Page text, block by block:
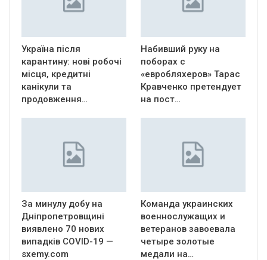
Україна після
карантину: нові робочі
місця, кредитні
канікули та
продовження…
Набивший руку на
поборах с
«евробляхеров» Тарас
Кравченко претендует
на пост…
За минулу добу на
Дніпропетровщині
виявлено 70 нових
випадків COVID-19 —
sxemy.com
Команда украинских
военнослужащих и
ветеранов завоевала
четыре золотые
медали на…